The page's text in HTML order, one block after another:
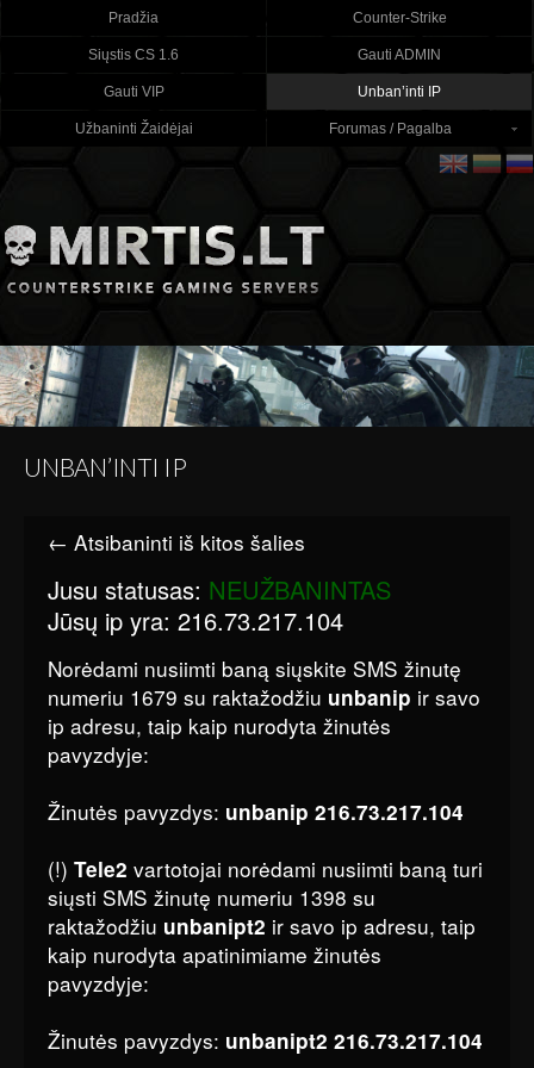
Pradžia Counter-Strike
Siųstis CS 1.6 Gauti ADMIN
Gauti VIP Unban’inti IP
Užbaninti Žaidėjai Forumas / Pagalba
UNBAN’INTI IP